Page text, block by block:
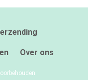
Over ons